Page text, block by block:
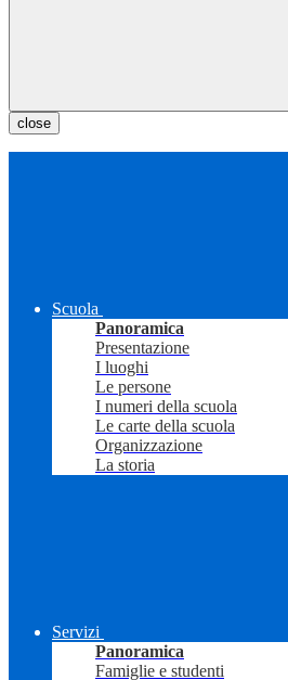
close
Scuola
Panoramica
Presentazione
I luoghi
Le persone
I numeri della scuola
Le carte della scuola
Organizzazione
La storia
Servizi
Panoramica
Famiglie e studenti